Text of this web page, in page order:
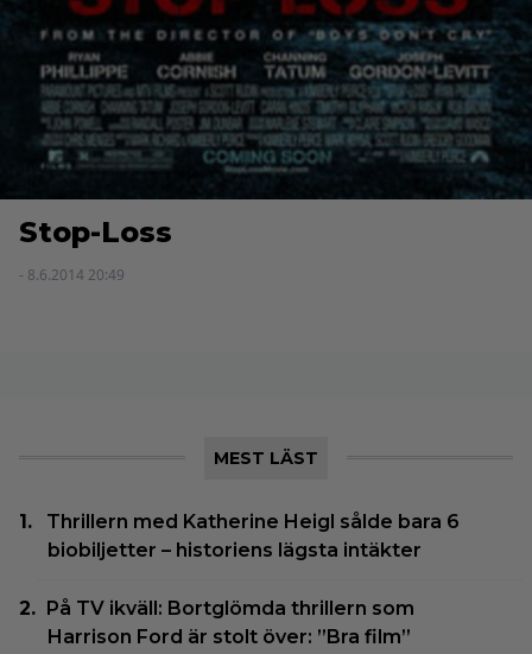
Stop-Loss
- 8.6.2014 20:49
MEST LÄST
Thrillern med Katherine Heigl sålde bara 6
biobiljetter – historiens lägsta intäkter
På TV ikväll: Bortglömda thrillern som
Harrison Ford är stolt över: ”Bra film”